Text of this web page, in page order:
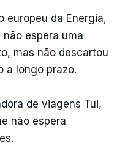
europeu da Energia,
espera uma
mas não descartou
a longo prazo.
de viagens Tui,
não espera